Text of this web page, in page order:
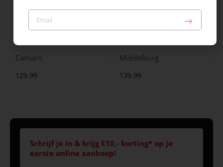
Camaro
129.99
Middelburg
139.99
Schrijf je in & krijg €10,- korting* op je
eerste online aankoop!